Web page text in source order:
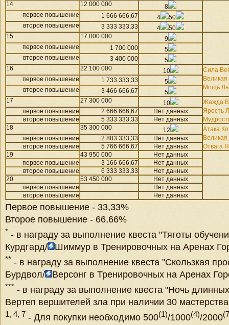
14
12 000 000
8
первое повышение
1 666 666,67 4
50
второе повышение
3 333 333,33 4
50
15
17 000 000
9
первое повышение
1 700 000
5
второе повышение
3 400 000
5
16
22 100 000 10
Сила
Мощь
первое повышение 1 733 333,33
5
второе повышение
3 466 666,67
5
17
27 300 000 10
Жажда
Ярость
первое повышение 2 666 666,67
Нет данных
второе повышение
5 333 333,33
Нет данных
18
35 300 000 12
Атака
Отвага
первое повышение 2 883 333,33
Нет данных
второе повышение
5 766 666,67
Нет данных
19
43 950 000
Нет данных
первое повышение
3 166 666,67
Нет данных
второе повышение
6 333 333,33
Нет данных
20
53 450 000
Нет данных
первое повышение
Нет данных
второе повышение
Нет данных
Первое повышение - 33,33%
Второе повышение - 66,66%
* - в награду за выполнение квеста "Тяготы
Курдгард/
Шиммур в Тренировочных на Аренах
** - в награду за выполнение квеста "Скользкая
Бурдвол/
Версонг в Тренировочных на Аренах
*** - в награду за выполнение квеста "Ночь
Вертеп вершителей зла при наличии 30
1, 4, 7 - Для покупки необходимо 500(1)/1000(4)/2000